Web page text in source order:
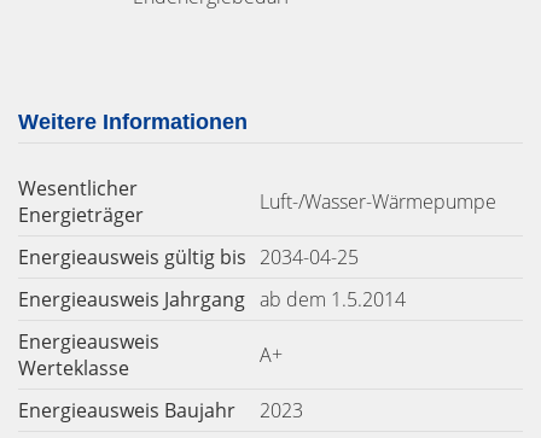
Weitere Informationen
Wesentlicher
Energieträger
Luft-/Wasser-Wärmepumpe
Energieausweis gültig bis 2034-04-25
Energieausweis Jahrgang ab dem 1.5.2014
Energieausweis
Werteklasse
A+
Energieausweis Baujahr
2023